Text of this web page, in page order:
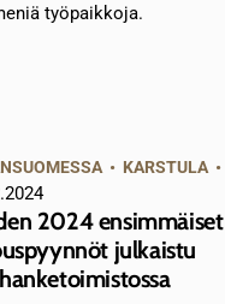
työpaikkoja.
• KARSTULA•
2024 ensimmäiset
julkaistu